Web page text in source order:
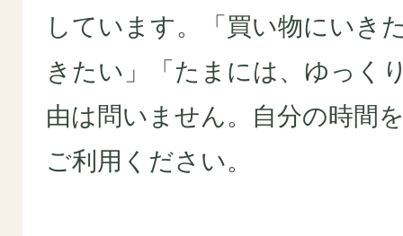
しています。「買い物にいき
きたい」「たまには、ゆっく
由は問いません。自分の時間
ご利用ください。